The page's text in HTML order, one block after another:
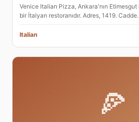
Venice Italian Pizza, Ankara'nın
bir İtalyan restoranıdır. Adres, 1419.
Italian